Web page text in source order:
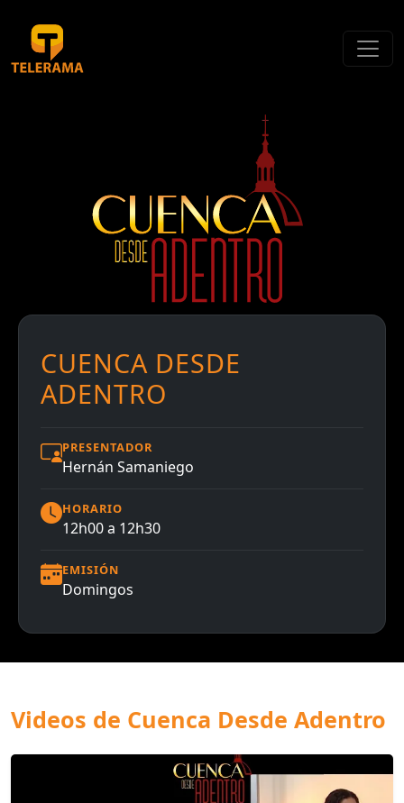
CUENCA DESDE
ADENTRO
PRESENTADOR
Hernán Samaniego
HORARIO
12h00 a 12h30
EMISIÓN
Domingos
Videos de Cuenca Desde Adentro